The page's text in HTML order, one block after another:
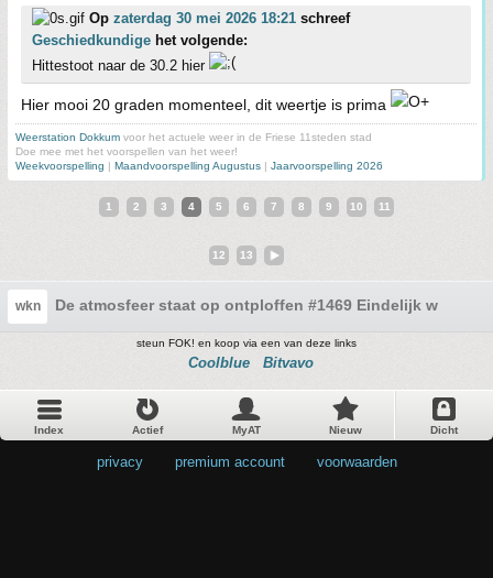
Op zaterdag 30 mei 2026 18:21 schreef
Geschiedkundige het volgende:
Hittestoot naar de 30.2 hier
Hier mooi 20 graden momenteel, dit weertje is prima
Weerstation Dokkum voor het actuele weer in de Friese 11steden stad
Doe mee met het voorspellen van het weer!
Weekvoorspelling | Maandvoorspelling Augustus | Jaarvoorspelling 2026
1 2 3 4 5 6 7 8 9 10 11
12 13
wkn De atmosfeer staat op ontploffen #1469 Eindelijk wat
steun FOK! en koop via een van deze links
Coolblue Bitvavo
Index Actief MyAT Nieuw Dicht
privacy premium account voorwaarden